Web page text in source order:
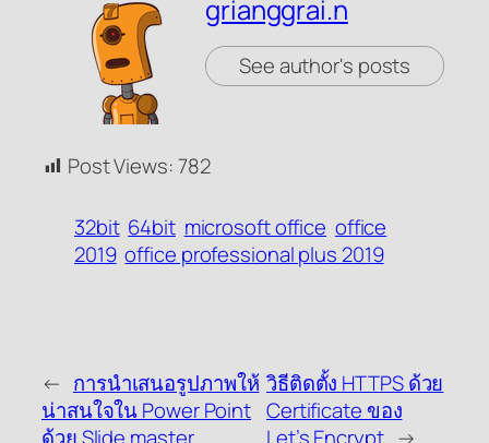
grianggrai.n
See author's posts
Post Views:782
32bit 64bit microsoft office office
2019 office professional plus 2019
← การนำเสนอรูปภาพให้
น่าสนใจใน Power Point
วิธีติดตั้ง HTTPS ด้วย
Certificate ของ